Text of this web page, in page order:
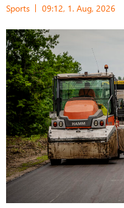
Sports 09:12, 1. Aug, 2026